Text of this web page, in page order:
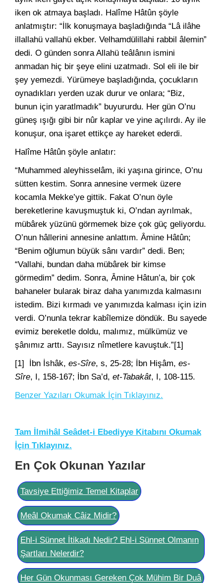
iken ok atmaya başladı. Halîme Hâtûn şöyle
anlatmıştır: “İlk konuşmaya başladığında “Lâ ilâhe
illallahü vallahü ekber. Velhamdülillahi rabbil âlemin”
dedi. O günden sonra Allahü teâlânın ismini
anmadan hiç bir şeye elini uzatmadı. Sol eli ile bir
şey yemezdi. Yürümeye başladığında, çocukların
oynadıkları yerden uzak durur ve onlara; “Biz,
bunun için yaratlmadık” buyururdu. Her gün O’nu
güneş ışığı gibi bir nûr kaplar ve yine açılırdı. Ay ile
konuşur, ona işaret ettikçe ay hareket ederdi.
Halîme Hâtûn şöyle anlatır:
“Muhammed aleyhisselâm, iki yaşına girince, O’nu
sütten kestim. Sonra annesine vermek üzere
kocamla Mekke’ye gittik. Fakat O’nun öyle
bereketlerine kavuşmuştuk ki, O’ndan ayrılmak,
mübârek yüzünü görmemek bize çok güç geliyordu.
O’nun hâllerini annesine anlattım. Âmine Hâtûn;
“Benim oğlumun büyük sânı vardır” dedi. Ben;
“Vallahi, bundan daha mübârek bir kimse
görmedim” dedim. Sonra, Âmine Hâtun’a, bir çok
bahaneler bularak biraz daha yanımızda kalmasını
istedim. Bizi kırmadı ve yanımızda kalması için izin
verdi. O’nunla tekrar kabîlemize döndük. Bu sayede
evimiz bereketle doldu, malımız, mülkümüz ve
şânımız arttı. Sayısız nîmetlere kavuştuk.”[1]
[1] İbn İshâk, es-Sîre, s, 25-28; İbn Hişâm, es-
Sîre, I, 158-167; İbn Sa’d, et-Tabakât, I, 108-115.
Benzer Yazıları Okumak İçin Tıklayınız.
Tam İlmihâl Seâdet-i Ebediyye Kitabını Okumak
İçin Tıklayınız.
En Çok Okunan Yazılar
Tavsiye Ettiğimiz Temel Kitaplar
Meâl Okumak Câiz Midir?
Ehl-i Sünnet İtikadı Nedir? Ehl-i Sünnet Olmanın
Şartları Nelerdir?
Her Gün Okunması Gereken Çok Mühim Bir Duâ